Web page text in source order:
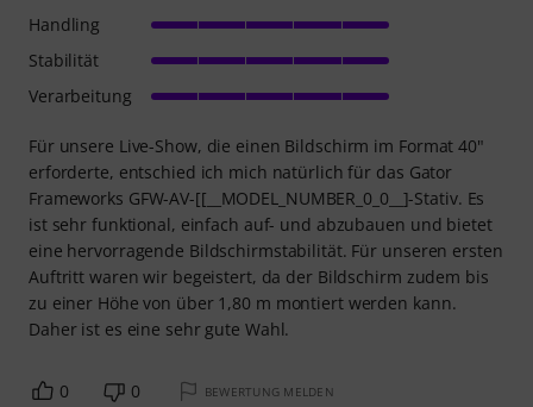
Für unsere Live-Show, die einen Bildschirm im Format 40"
erforderte, entschied ich mich natürlich für das Gator
Frameworks GFW-AV-[[__MODEL_NUMBER_0_0__]-Stativ. Es
ist sehr funktional, einfach auf- und abzubauen und bietet
eine hervorragende Bildschirmstabilität. Für unseren ersten
Auftritt waren wir begeistert, da der Bildschirm zudem bis
zu einer Höhe von über 1,80 m montiert werden kann.
Daher ist es eine sehr gute Wahl.
Handling
Stabilität
Verarbeitung
0 0 BEWERTUNG MELDEN